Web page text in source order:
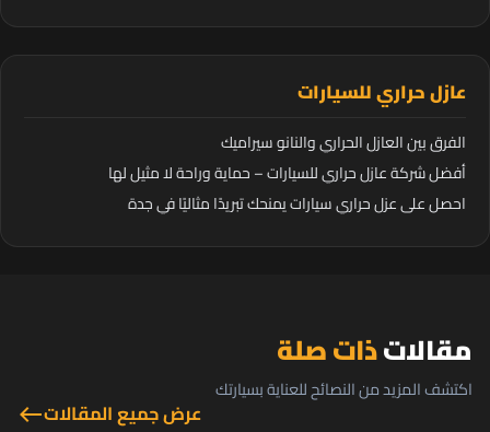
عازل حراري للسيارات
الفرق بين العازل الحراري والنانو سيراميك
أفضل شركة عازل حراري للسيارات – حماية وراحة لا مثيل لها
احصل على عزل حراري سيارات يمنحك تبريدًا مثاليًا في جدة
مقالاتذات صلة
اكتشف المزيد من النصائح للعناية بسيارتك
عرض جميع المقالاتwest